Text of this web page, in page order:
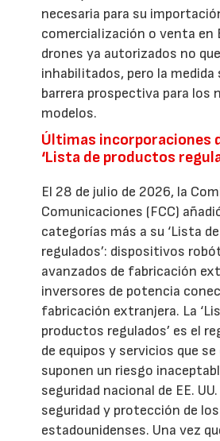
necesaria para su
comercialización o venta en
drones ya autorizados no
inhabilitados, pero la medida
barrera prospectiva para los
modelos.
Últimas incorporaciones
‘Lista de productos
El 28 de julio de 2026, la
Comunicaciones (FCC)
categorías más a su ‘Lista
regulados’: dispositivos
avanzados de fabricación
inversores de potencia
fabricación extranjera. La
productos regulados’ es el
de equipos y servicios que
suponen un riesgo
seguridad nacional de EE.
seguridad y protección de
estadounidenses. Una vez